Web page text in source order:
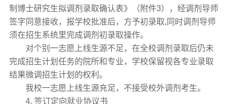
制博士研究生拟调剂录取确认表》（附件3），经调剂导师
签字同意接收，报学校批准后，方予初录取,同时调剂导师
须在招生系统里完成调剂初录取操作。
对个别一志愿上线生源不足，在全校调剂录取后仍未
完成招生计划任务的院所和专业，学校保留视各专业录取
结果微调招生计划的权利。
我校一志愿上线生源充足，不接受校外调剂考生。
4. 签订定向就业协议书